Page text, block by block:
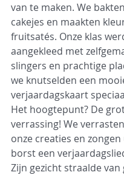
van te maken. We
cakejes en maakten
fruitsatés. Onze klas
aangekleed met
slingers en prachtige
we knutselden een
verjaardagskaart
Het hoogtepunt? De
verrassing! We
onze creaties en
borst een
Zijn gezicht straalde van